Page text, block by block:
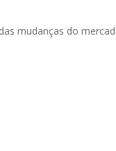
mudanças do